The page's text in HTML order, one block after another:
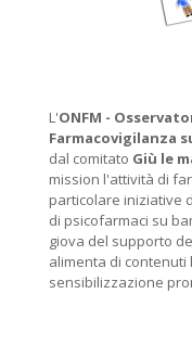
L'ONFM -
Farmacovigilanza
dal comitato Giù le
mission l'attività di
particolare iniziative
di psicofarmaci su
giova del supporto
alimenta di
sensibilizzazione